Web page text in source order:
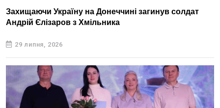
Захищаючи Україну на Донеччині загинув солдат
Андрій Єлізаров з Хмільника
29 липня, 2026